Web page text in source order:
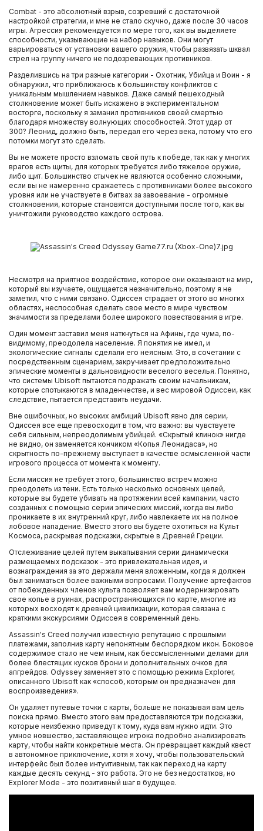
Combat - это абсолютный взрыв, созревший с достаточной
настройкой стратегии, и мне не стало скучно, даже после 30 часов
игры. Агрессия рекомендуется по мере того, как вы выделяете
способности, указывающие на набор навыков. Они могут
варьироваться от установки вашего оружия, чтобы развязать шквал
стрел на группу ничего не подозревающих противников.
Разделившись на три разные категории - Охотник, Убийца и Воин - я
обнаружил, что приближаюсь к большинству конфликтов с
уникальным мышлением навыков. Даже самый пешеходный
столкновение может быть искажено в экспериментальном
восторге, поскольку я заманил противников своей смертью
благодаря множеству волнующих способностей. Этот удар от
300? Леонид, должно быть, передал его через века, потому что его
потомки могут это сделать.
Вы не можете просто взломать свой путь к победе, так как у многих
врагов есть щиты, для которых требуется либо тяжелое оружие,
либо щит. Большинство стычек не являются особенно сложными,
если вы не намеренно сражаетесь с противниками более высокого
уровня или не участвуете в битвах за завоевание - огромные
столкновения, которые становятся доступными после того, как вы
уничтожили руководство каждого острова.
Несмотря на приятное воздействие, которое они оказывают на мир,
который вы изучаете, ощущается незначительно, поэтому я не
заметил, что с ними связано. Одиссея страдает от этого во многих
областях, неспособная сделать свое место в мире чувством
значимости за пределами более широкого повествования в игре.
Один момент заставил меня наткнуться на Афины, где чума, по-
видимому, преодолела население. Я понятия не имел, и
экологические сигналы сделали его неясным. Это, в сочетании с
посредственным сценарием, закручивает предположительно
эпические моменты в дальновидности веселого веселья. Понятно,
что системы Ubisoft пытаются подражать своим начальникам,
которые спотыкаются в младенчестве, и вес мировой Одиссеи, как
следствие, пытается представить неудачи.
Вне ошибочных, но высоких амбиций Ubisoft явно для серии,
Одиссея все еще превосходит в том, что важно: вы чувствуете
себя сильным, непреодолимым убийцей. «Скрытый клинок» нигде
не видно, он заменяется кончиком «Копья Леонидаса», но
скрытность по-прежнему выступает в качестве осмысленной части
игрового процесса от момента к моменту.
Если миссия не требует этого, большинство встреч можно
преодолеть из тени. Есть только несколько основных целей,
которые вы будете убивать на протяжении всей кампании, часто
созданных с помощью серии эпических миссий, когда вы либо
проникаете в их внутренний круг, либо навлекаете их на полное
лобовое нападение. Вместо этого вы будете охотиться на Культ
Космоса, раскрывая подсказки, скрытые в Древней Греции.
Отслеживание целей путем выкапывания серии динамически
размещаемых подсказок - это привлекательная идея, и
вознаграждения за это держали меня вложенным, когда я должен
был заниматься более важными вопросами. Получение артефактов
от побежденных членов культа позволяет вам модернизировать
свое копье в руинах, распространяющихся по карте, многие из
которых восходят к древней цивилизации, которая связана с
краткими экскурсиями Одиссея в современный день.
Assassin's Creed получил известную репутацию с прошлыми
платежами, заполнив карту непонятным беспорядком икон. Боковое
содержимое стало не чем иным, как бессмысленными делами для
более блестящих кусков брони и дополнительных очков для
апгрейдов. Odyssey заменяет это с помощью режима Explorer,
описанного Ubisoft как «способ, которым он предназначен для
воспроизведения».
Он удаляет путевые точки с карты, больше не показывая вам цель
поиска прямо. Вместо этого вам предоставляются три подсказки,
которые неизбежно приведут к тому, куда вам нужно идти. Это
умное новшество, заставляющее игрока подробно анализировать
карту, чтобы найти конкретные места. Он превращает каждый квест
в автономное приключение, хотя я хочу, чтобы пользовательский
интерфейс был более интуитивным, так как переход на карту
каждые десять секунд - это работа. Это не без недостатков, но
Explorer Mode - это позитивный шаг в будущее.